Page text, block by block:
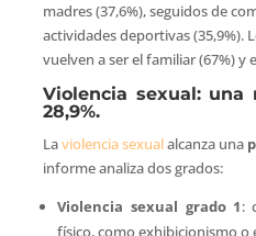
madres (37,6%), seguidos de
actividades deportivas (35,9%).
vuelven a ser el familiar (67%) y
Violencia sexual: una
28,9%.
Laviolencia sexualalcanza una
informe analiza dos grados:
Violencia sexual grado 1:
físico, como exhibicionismo o